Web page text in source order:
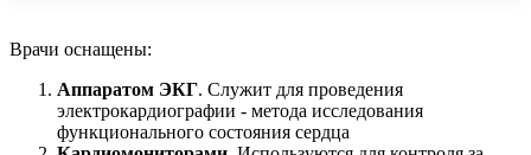
Врачи оснащены:
Аппаратом ЭКГ. Служит для проведения
электрокардиографии - метода исследования
функционального состояния сердца